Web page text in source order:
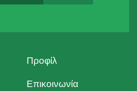
Προφίλ
Επικοινωνία